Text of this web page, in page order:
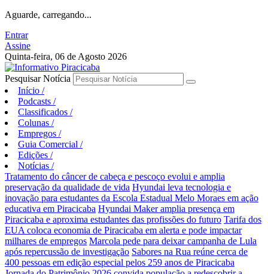
Aguarde, carregando...
Entrar
Assine
Quinta-feira, 06 de Agosto 2026
Pesquisar Notícia
Início /
Podcasts /
Classificados /
Colunas /
Empregos /
Guia Comercial /
Edições /
Notícias /
Tratamento do câncer de cabeça e pescoço evolui e amplia
preservação da qualidade de vida Hyundai leva tecnologia e
inovação para estudantes da Escola Estadual Melo Moraes em ação
educativa em Piracicaba Hyundai Maker amplia presença em
Piracicaba e aproxima estudantes das profissões do futuro Tarifa dos
EUA coloca economia de Piracicaba em alerta e pode impactar
milhares de empregos Marcola pede para deixar campanha de Lula
após repercussão de investigação Sabores na Rua reúne cerca de
400 pessoas em edição especial pelos 259 anos de Piracicaba